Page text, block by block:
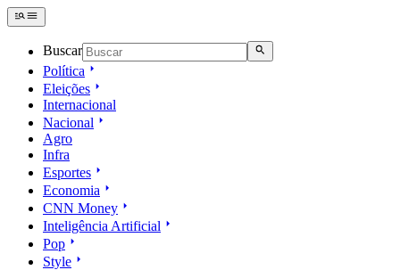
Buscar
Política
Eleições
Internacional
Nacional
Agro
Infra
Esportes
Economia
CNN Money
Inteligência Artificial
Pop
Style